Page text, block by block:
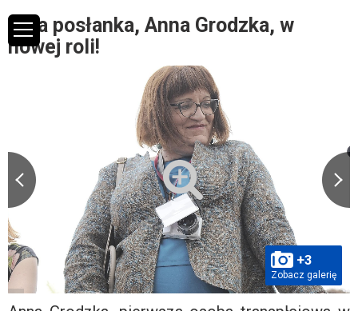
Była posłanka, Anna Grodzka, w
nowej roli!
+3
Zobacz galerię